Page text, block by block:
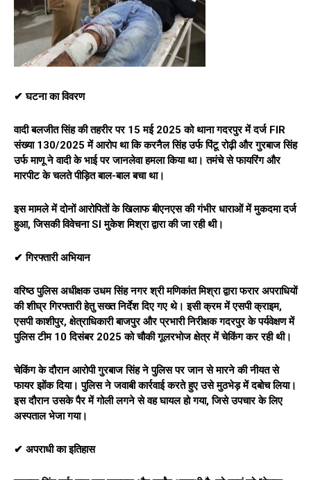
✔ घटना का विवरण
वादी बलजीत सिंह की तहरीर पर 15 मई 2025 को थाना गदरपुर में दर्ज FIR
संख्या 130/2025 में आरोप था कि करनैल सिंह उर्फ पिंटू रोढ़ी और गुरबाज सिंह
उर्फ माणू ने वादी के भाई पर जानलेवा हमला किया था। तमंचे से फायरिंग और
मारपीट के चलते पीड़ित बाल-बाल बचा था।
इस मामले में दोनों आरोपितों के खिलाफ बीएनएस की गंभीर धाराओं में मुकदमा दर्ज
हुआ, जिसकी विवेचना SI मुकेश मिश्रा द्वारा की जा रही थी।
✔ गिरफ्तारी अभियान
वरिष्ठ पुलिस अधीक्षक उधम सिंह नगर श्री मणिकांत मिश्रा द्वारा फरार अपराधियों
की शीघ्र गिरफ्तारी हेतु सख्त निर्देश दिए गए थे। इसी क्रम में एसपी क्राइम,
एसपी काशीपुर, क्षेत्राधिकारी बाजपुर और प्रभारी निरीक्षक गदरपुर के पर्यवेक्षण में
पुलिस टीम 10 दिसंबर 2025 को चौकी गूलरभोज क्षेत्र में चेकिंग कर रही थी।
चेकिंग के दौरान आरोपी गुरबाज सिंह ने पुलिस पर जान से मारने की नीयत से
फायर झोंक दिया। पुलिस ने जवाबी कार्रवाई करते हुए उसे मुठभेड़ में दबोच लिया।
इस दौरान उसके पैर में गोली लगने से वह घायल हो गया, जिसे उपचार के लिए
अस्पताल भेजा गया।
✔ अपराधी का इतिहास